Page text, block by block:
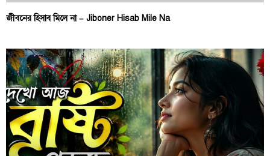
জীবনের হিসাব মিলে না – Jiboner Hisab Mile Na